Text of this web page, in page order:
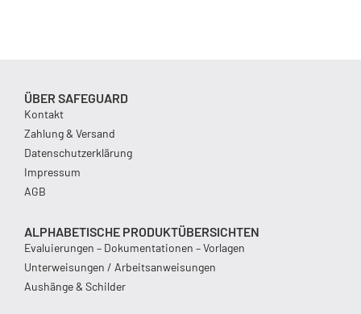
ÜBER SAFEGUARD
Kontakt
Zahlung & Versand
Datenschutzerklärung
Impressum
AGB
ALPHABETISCHE PRODUKTÜBERSICHTEN
Evaluierungen – Dokumentationen – Vorlagen
Unterweisungen / Arbeitsanweisungen
Aushänge & Schilder